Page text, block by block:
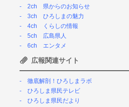
2ch 県からのお知らせ
3ch ひろしまの魅力
4ch くらしの情報
5ch 広島県人
6ch エンタメ
広報関連サイト
徹底解剖！ひろしまラボ
ひろしま県民テレビ
ひろしま県民だより